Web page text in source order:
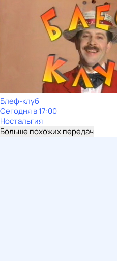
Блеф-клуб
Сегодня в 17:00
Ностальгия
Больше похожих передач